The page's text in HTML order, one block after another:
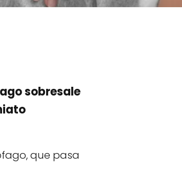
sobresale
que pasa